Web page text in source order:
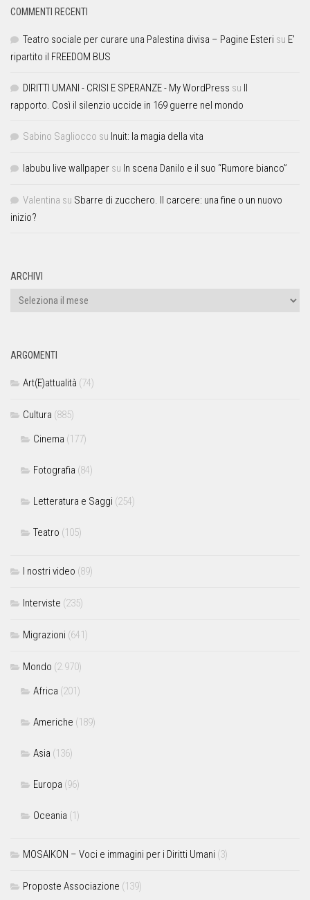
COMMENTI RECENTI
Teatro sociale per curare una Palestina divisa – Pagine Esteri su E’
ripartito il FREEDOM BUS
DIRITTI UMANI - CRISI E SPERANZE - My WordPress su Il
rapporto. Così il silenzio uccide in 169 guerre nel mondo
Sabino Sagliocco su Inuit: la magia della vita
labubu live wallpaper su In scena Danilo e il suo “Rumore bianco”
Valentina su Sbarre di zucchero. Il carcere: una fine o un nuovo
inizio?
ARCHIVI
ARGOMENTI
Art(E)attualità (74)
Cultura (885)
Cinema (177)
Fotografia (84)
Letteratura e Saggi (254)
Teatro (105)
I nostri video (89)
Interviste (235)
Migrazioni (641)
Mondo (2.970)
Africa (201)
Americhe (189)
Asia (136)
Europa (96)
Oceania (1)
MOSAIKON – Voci e immagini per i Diritti Umani (3)
Proposte Associazione (139)